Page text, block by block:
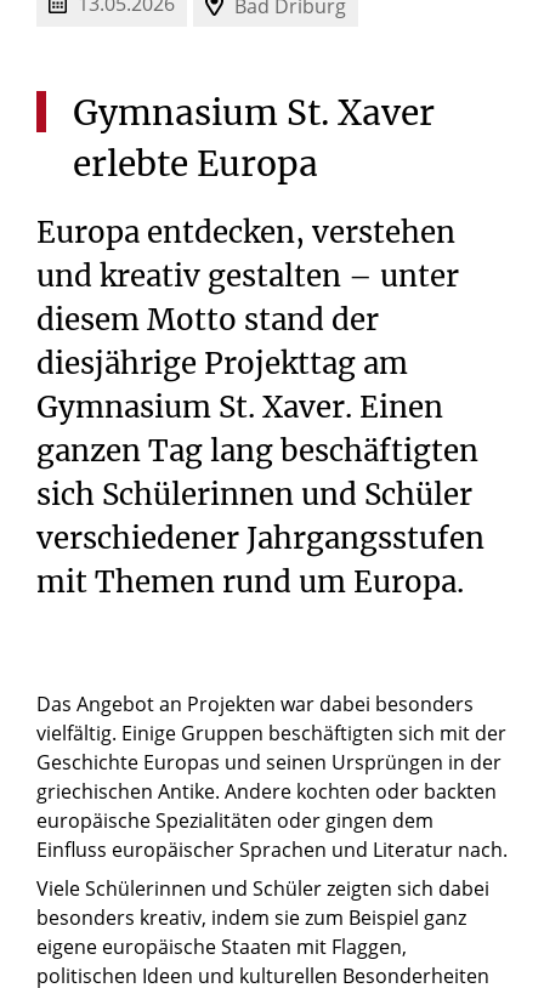
Bad Driburg
Gymnasium St. Xaver
erlebte Europa
Europa entdecken, verstehen
und kreativ gestalten – unter
diesem Motto stand der
diesjährige Projekttag am
Gymnasium St. Xaver. Einen
ganzen Tag lang beschäftigten
sich Schülerinnen und Schüler
verschiedener Jahrgangsstufen
mit Themen rund um Europa.
Das Angebot an Projekten war dabei besonders
vielfältig. Einige Gruppen beschäftigten sich mit der
Geschichte Europas und seinen Ursprüngen in der
griechischen Antike. Andere kochten oder backten
europäische Spezialitäten oder gingen dem
Einfluss europäischer Sprachen und Literatur nach.
Viele Schülerinnen und Schüler zeigten sich dabei
besonders kreativ, indem sie zum Beispiel ganz
eigene europäische Staaten mit Flaggen,
politischen Ideen und kulturellen Besonderheiten